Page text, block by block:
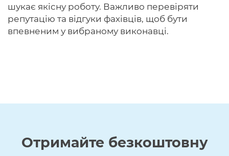
шукає якісну роботу. Важливо перевіряти
репутацію та відгуки фахівців, щоб бути
впевненим у вибраному виконавці.
Отримайте безкоштовну